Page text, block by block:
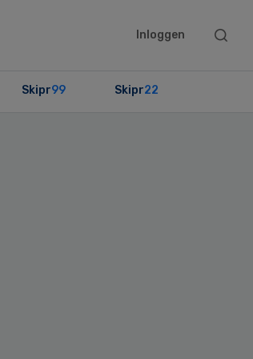
Inloggen
Search
Skipr99 Skipr22